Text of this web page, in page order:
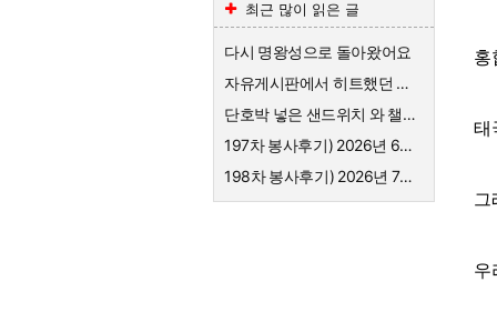
최근 많이 읽은 글
다시 명왕성으로 돌아왔어요
자유게시판에서 히트했던 샌드위치 레시피
단호박 넣은 샌드위치 와 챌시 미모 자랑
197차 봉사후기) 2026년 6월 목살돈가스, 고춧잎나물, 오이지무침
198차 봉사후기) 2026년 7월 돼지갈비와 냉면, 만두
홍
태
그
우